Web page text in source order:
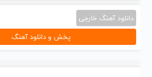
دانلود آهنگ خارجی
پخش و دانلود آهنگ